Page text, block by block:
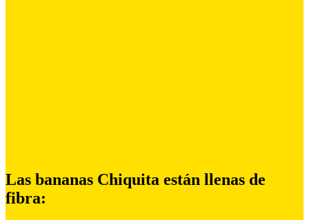
Las bananas Chiquita están llenas de
fibra: